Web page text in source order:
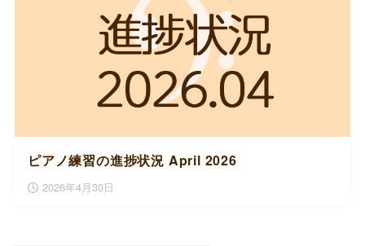
ピアノ練習の進捗状況 April 2026
2026年4月30日